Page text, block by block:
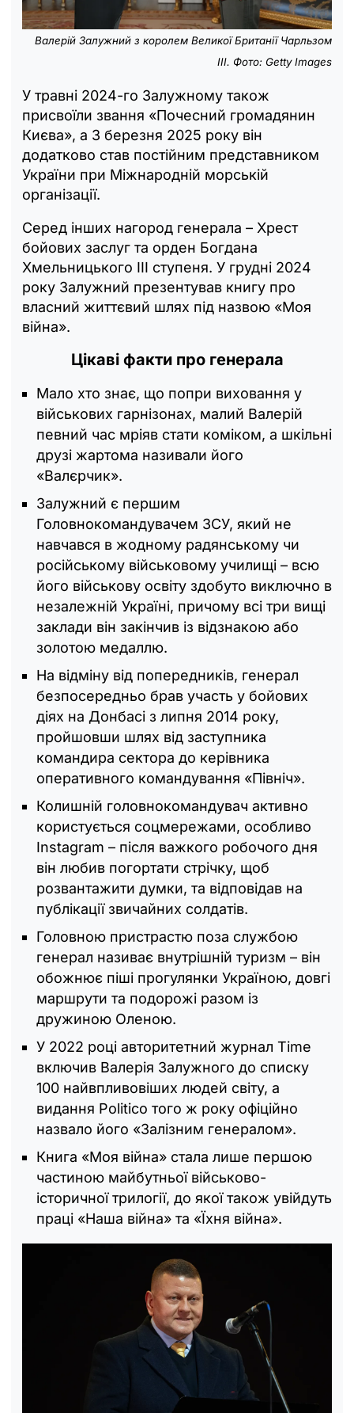
Валерій Залужний з королем Великої Британії Чарльзом
ІІІ. Фото: Getty Images
У травні 2024-го Залужному також
присвоїли звання «Почесний громадянин
Києва», а 3 березня 2025 року він
додатково став постійним представником
України при Міжнародній морській
організації.
Серед інших нагород генерала – Хрест
бойових заслуг та орден Богдана
Хмельницького III ступеня. У грудні 2024
року Залужний презентував книгу про
власний життєвий шлях під назвою «Моя
війна».
Цікаві факти про генерала
Мало хто знає, що попри виховання у
військових гарнізонах, малий Валерій
певний час мріяв стати коміком, а шкільні
друзі жартома називали його
«Валєрчик».
Залужний є першим
Головнокомандувачем ЗСУ, який не
навчався в жодному радянському чи
російському військовому училищі – всю
його військову освіту здобуто виключно в
незалежній Україні, причому всі три вищі
заклади він закінчив із відзнакою або
золотою медаллю.
На відміну від попередників, генерал
безпосередньо брав участь у бойових
діях на Донбасі з липня 2014 року,
пройшовши шлях від заступника
командира сектора до керівника
оперативного командування «Північ».
Колишній головнокомандувач активно
користується соцмережами, особливо
Instagram – після важкого робочого дня
він любив погортати стрічку, щоб
розвантажити думки, та відповідав на
публікації звичайних солдатів.
Головною пристрастю поза службою
генерал називає внутрішній туризм – він
обожнює піші прогулянки Україною, довгі
маршрути та подорожі разом із
дружиною Оленою.
У 2022 році авторитетний журнал Time
включив Валерія Залужного до списку
100 найвпливовіших людей світу, а
видання Politico того ж року офіційно
назвало його «Залізним генералом».
Книга «Моя війна» стала лише першою
частиною майбутньої військово-
історичної трилогії, до якої також увійдуть
праці «Наша війна» та «Їхня війна».